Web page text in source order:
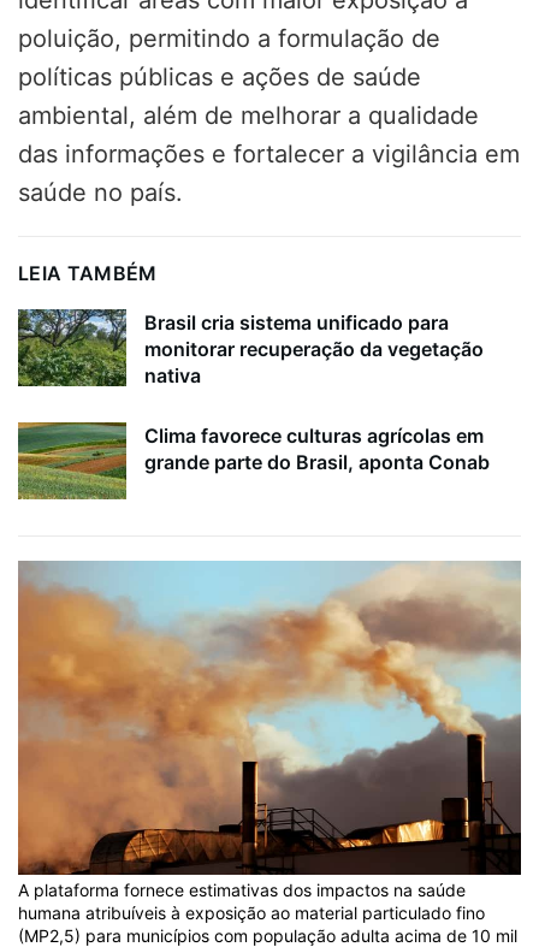
poluição, permitindo a formulação de
políticas públicas e ações de saúde
ambiental, além de melhorar a qualidade
das informações e fortalecer a vigilância em
saúde no país.
LEIA TAMBÉM
Brasil cria sistema unificado para
monitorar recuperação da vegetação
nativa
Clima favorece culturas agrícolas em
grande parte do Brasil, aponta Conab
A plataforma fornece estimativas dos impactos na saúde
humana atribuíveis à exposição ao material particulado fino
(MP2,5) para municípios com população adulta acima de 10 mil